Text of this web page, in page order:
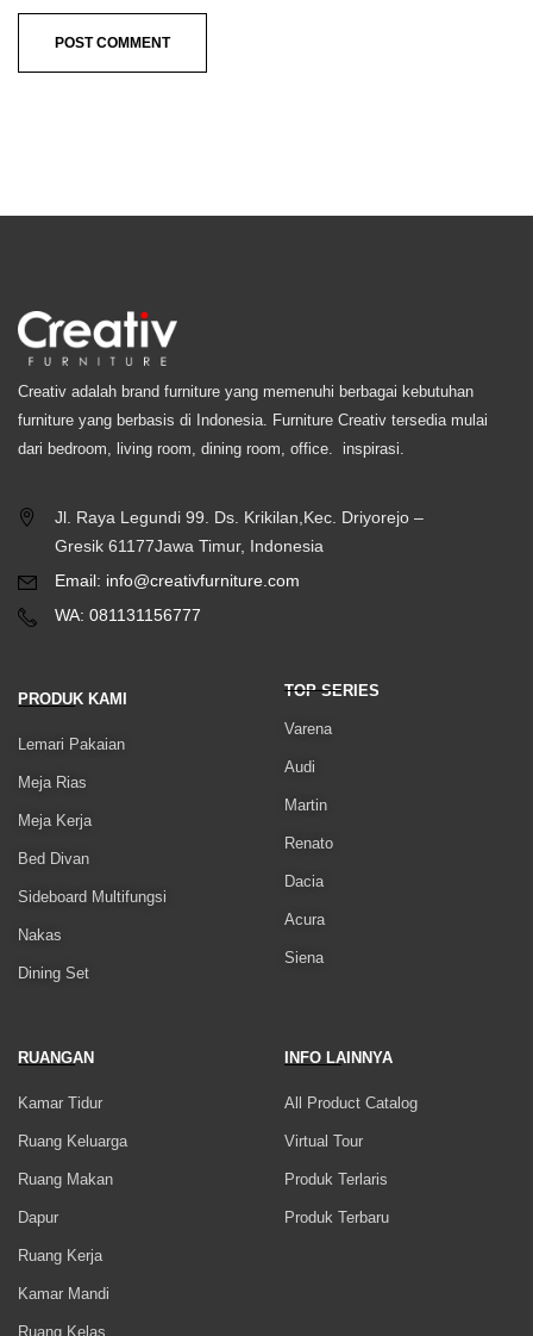
Creativ adalah brand furniture yang memenuhi berbagai kebutuhan
furniture yang berbasis di Indonesia. Furniture Creativ tersedia mulai
dari bedroom, living room, dining room, office. inspirasi.
Jl. Raya Legundi 99. Ds. Krikilan,Kec. Driyorejo –
Gresik 61177Jawa Timur, Indonesia
Email: info@creativfurniture.com
WA: 081131156777
PRODUK KAMI
Lemari Pakaian
Meja Rias
Meja Kerja
Bed Divan
Sideboard Multifungsi
Nakas
Dining Set
TOP SERIES
Varena
Audi
Martin
Renato
Dacia
Acura
Siena
RUANGAN
Kamar Tidur
Ruang Keluarga
Ruang Makan
Dapur
Ruang Kerja
Kamar Mandi
Ruang Kelas
INFO LAINNYA
All Product Catalog
Virtual Tour
Produk Terlaris
Produk Terbaru